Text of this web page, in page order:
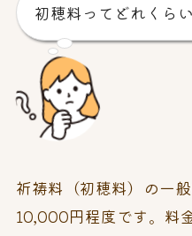
初穂料ってどれくら
祈祷料（初穂料）の一
10,000円程度です。料